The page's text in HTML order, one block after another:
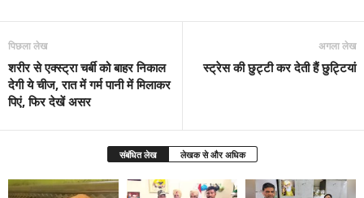
पिछला लेख
शरीर से एक्स्ट्रा चर्बी को बाहर निकाल
देगी ये चीज, रात में गर्म पानी में मिलाकर
पिएं, फिर देखें असर
अगला लेख
स्ट्रेस की छुट्टी कर देती हैं छुट्टियां
संबंधित लेख लेखक से और अधिक